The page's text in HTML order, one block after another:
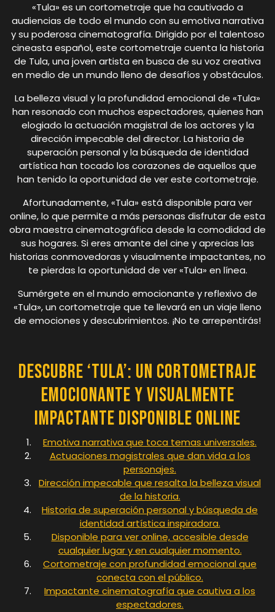
«Tula» es un cortometraje que ha cautivado a
audiencias de todo el mundo con su emotiva narrativa
y su poderosa cinematografía. Dirigido por el talentoso
cineasta español, este cortometraje cuenta la historia
de Tula, una joven artista en busca de su voz creativa
en medio de un mundo lleno de desafíos y obstáculos.
La belleza visual y la profundidad emocional de «Tula»
han resonado con muchos espectadores, quienes han
elogiado la actuación magistral de los actores y la
dirección impecable del director. La historia de
superación personal y la búsqueda de identidad
artística han tocado los corazones de aquellos que
han tenido la oportunidad de ver este cortometraje.
Afortunadamente, «Tula» está disponible para ver
online, lo que permite a más personas disfrutar de esta
obra maestra cinematográfica desde la comodidad de
sus hogares. Si eres amante del cine y aprecias las
historias conmovedoras y visualmente impactantes, no
te pierdas la oportunidad de ver «Tula» en línea.
Sumérgete en el mundo emocionante y reflexivo de
«Tula», un cortometraje que te llevará en un viaje lleno
de emociones y descubrimientos. ¡No te arrepentirás!
Descubre ‘Tula’: Un Cortometraje
Emocionante y Visualmente
Impactante Disponible Online
Emotiva narrativa que toca temas universales.
Actuaciones magistrales que dan vida a los
personajes.
Dirección impecable que resalta la belleza visual
de la historia.
Historia de superación personal y búsqueda de
identidad artística inspiradora.
Disponible para ver online, accesible desde
cualquier lugar y en cualquier momento.
Cortometraje con profundidad emocional que
conecta con el público.
Impactante cinematografía que cautiva a los
espectadores.